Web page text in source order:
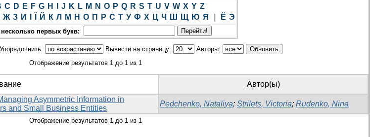
C D E F G H J K L M N O P Q R S T U V W X Y Z
Ж З И Й К Л М Н О П Р С Т У Ф Х Ц Ч Ш Щ Ю Я Ё Э
первых букв:
Упорядочнить: Вывести на страницу:
Авторы:
Отображение результатов 1 до 1 из 1
Автор(ы)
Asymmetric Information in
and Small Business Entities
Pedchenko, Nataliya; Strilets, Victoria; Rudenko, Nina
Отображение результатов 1 до 1 из 1